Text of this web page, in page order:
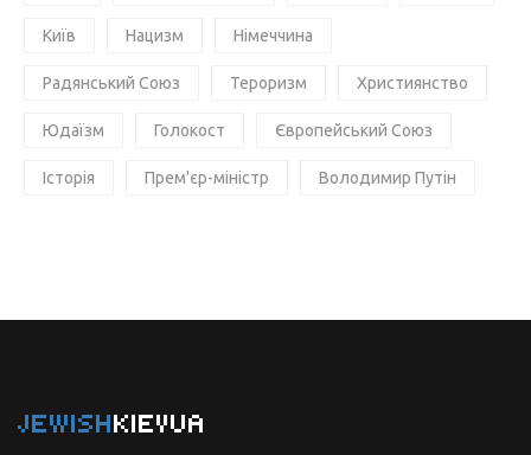
Київ Нацизм Німеччина
Радянський Союз Тероризм Християнство
Юдаїзм Голокост Європейський Союз
Історія Прем'єр-міністр Володимир Путін
JEWISHKIEVUA